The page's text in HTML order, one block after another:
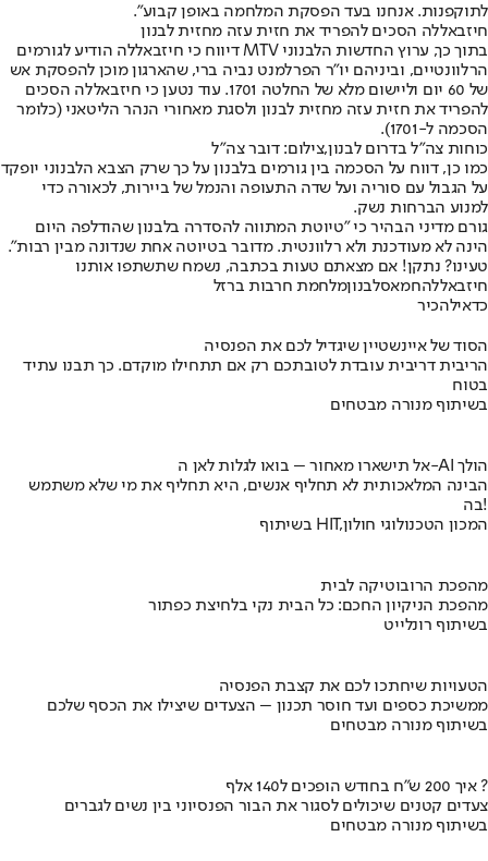
לתוקפנות. אנחנו בעד הפסקת המלחמה באופן קבוע".
חיזבאללה הסכים להפריד את חזית עזה מחזית לבנון
בתוך כך, ערוץ החדשות הלבנוני MTV דיווח כי חיזבאללה הודיע לגורמים
הרלוונטיים, וביניהם יו"ר הפרלמנט נביה ברי, שהארגון מוכן להפסקת אש
של 60 יום וליישום מלא של החלטה 1701. עוד נטען כי חיזבאללה הסכים
להפריד את חזית עזה מחזית לבנון ולסגת מאחורי הנהר הליטאני (כלומר
הסכמה ל-1701).
כוחות צה"ל בדרום לבנון,צילום: דובר צה"ל
כמו כן, דווח על הסכמה בין גורמים בלבנון על כך שרק הצבא הלבנוני יופקד
על הגבול עם סוריה ועל שדה התעופה והנמל של ביירות, לכאורה כדי
למנוע הברחות נשק.
גורם מדיני הבהיר כי "טיוטת המתווה להסדרה בלבנון שהודלפה היום
הינה לא מעודכנת ולא רלוונטית. מדובר בטיוטה אחת שנדונה מבין רבות".
טעינו? נתקן! אם מצאתם טעות בכתבה, נשמח שתשתפו אותנו
חיזבאללהחמאסלבנוןמלחמת חרבות ברזל
כדאילהכיר
הסוד של איינשטיין שיגדיל לכם את הפנסיה
הריבית דריבית עובדת לטובתכם רק אם תתחילו מוקדם. כך תבנו עתיד
בטוח
בשיתוף מנורה מבטחים
אל תישארו מאחור – בואו לגלות לאן ה-AI הולך
הבינה המלאכותית לא תחליף אנשים, היא תחליף את מי שלא משתמש
בה!
בשיתוף HIT,המכון הטכנולוגי חולון
מהפכת הרובוטיקה לבית
מהפכת הניקיון החכם: כל הבית נקי בלחיצת כפתור
בשיתוף רונלייט
הטעויות שיחתכו לכם את קצבת הפנסיה
ממשיכת כספים ועד חוסר תכנון – הצעדים שיצילו את הכסף שלכם
בשיתוף מנורה מבטחים
איך 200 ש"ח בחודש הופכים ל140 אלף ?
צעדים קטנים שיכולים לסגור את הבור הפנסיוני בין נשים לגברים
בשיתוף מנורה מבטחים